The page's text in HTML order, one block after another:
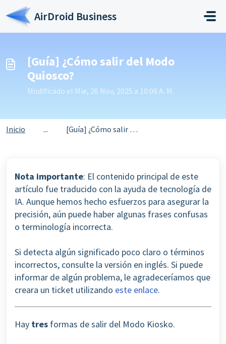
Saltar al contenido principal
AirDroid Business
[Guía] ¿Cómo salir del Modo
Quiosco?
Modificado el Mie, 26 Nov, 2025 a 10:06 A. M.
Inicio ... [Guía] ¿Cómo salir del Modo Quiosco?
Nota importante: El contenido principal de este
artículo fue traducido con la ayuda de tecnología de
IA. Aunque hemos hecho esfuerzos para asegurar la
precisión, aún puede haber algunas frases confusas
o terminología incorrecta.
Si detecta algún significado poco claro o términos
incorrectos, consulte la versión en inglés. Si puede
informar de algún problema, le agradeceríamos que
creara un ticket utilizando este enlace.
Hay tres formas de salir del Modo Kiosko.